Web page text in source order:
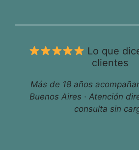
Lo que
clientes
Más de 18 años
Buenos Aires · Atención
consulta sin